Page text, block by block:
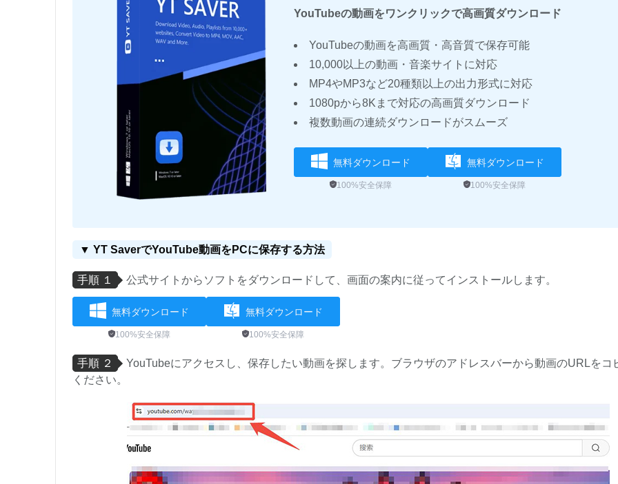
YouTubeの動画をワンクリックで高画質ダウンロード
YouTubeの動画を高画質・高音質で保存可能
10,000以上の動画・音楽サイトに対応
MP4やMP3など20種類以上の出力形式に対応
1080pから8Kまで対応の高画質ダウンロード
複数動画の連続ダウンロードがスムーズ
無料ダウンロード
100%安全保障
無料ダウンロード
100%安全保障
▼ YT SaverでYouTube動画をPCに保存する方法
手順 １ 公式サイトからソフトをダウンロードして、画面の案内に従ってインストールします。
無料ダウンロード
100%安全保障
無料ダウンロード
100%安全保障
手順 ２
YouTubeにアクセスし、保存したい動画を探します。ブラウザのアドレスバーから動画のURLをコ
ください。